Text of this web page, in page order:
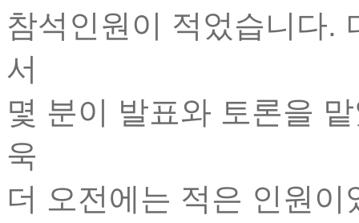
참석인원이 적었습니다.
서
몇 분이 발표와 토론을
욱
더 오전에는 적은 인원